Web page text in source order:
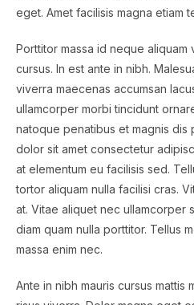
eget. Amet facilisis magna etiam
Porttitor massa id neque aliquam
cursus. In est ante in nibh.
viverra maecenas accumsan
ullamcorper morbi tincidunt
natoque penatibus et magnis dis
dolor sit amet consectetur
at elementum eu facilisis sed.
tortor aliquam nulla facilisi cras.
at. Vitae aliquet nec ullamcorper
diam quam nulla porttitor. Tellus
massa enim nec.
Ante in nibh mauris cursus mattis